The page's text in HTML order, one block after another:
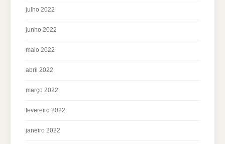
julho 2022
junho 2022
maio 2022
abril 2022
março 2022
fevereiro 2022
janeiro 2022